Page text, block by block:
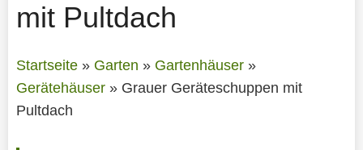
mit Pultdach
Startseite» Garten » Gartenhäuser»
Gerätehäuser» Grauer Geräteschuppen mit
Pultdach